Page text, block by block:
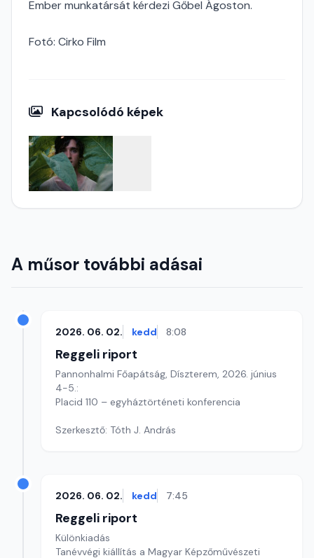
Ember munkatársát kérdezi Gőbel Ágoston.
Fotó: Cirko Film
Kapcsolódó képek
A műsor további adásai
2026. 06. 02. kedd 8:08
Reggeli riport
Pannonhalmi Főapátság, Díszterem, 2026. június
4-5.:
Placid 110 – egyháztörténeti konferencia
Szerkesztő: Tóth J. András
2026. 06. 02. kedd 7:45
Reggeli riport
Különkiadás
Tanévvégi kiállítás a Magyar Képzőművészeti